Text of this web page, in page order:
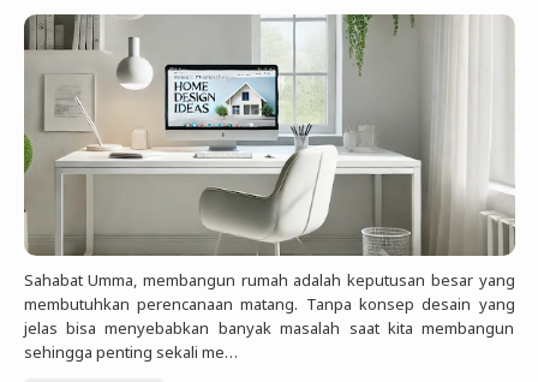
Sahabat Umma, membangun rumah adalah keputusan besar yang
membutuhkan perencanaan matang. Tanpa konsep desain yang
jelas bisa menyebabkan banyak masalah saat kita membangun
sehingga penting sekali me…